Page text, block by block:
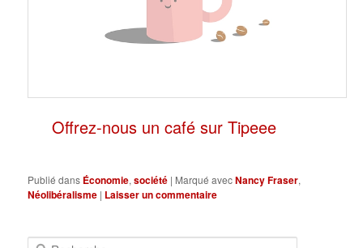
Offrez-nous un café sur Tipeee
Publié dans Économie,société | Marqué avecNancy Fraser,
Néolibéralisme | Laisser un commentaire